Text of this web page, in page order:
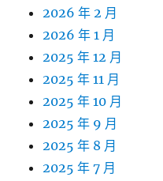
2026 年 2 月
2026 年 1 月
2025 年 12 月
2025 年 11 月
2025 年 10 月
2025 年 9 月
2025 年 8 月
2025 年 7 月